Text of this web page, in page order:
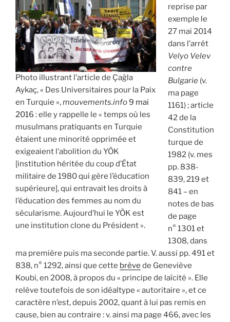
Photo illustrant l’article de Çağla
Aykaç, « Des Universitaires pour la Paix
en Turquie »,mouvements.info9 mai
2016 : elle y rappelle le « temps où les
musulmans pratiquants en Turquie
étaient une minorité opprimée et
exigeaient l’abolition du YÖK
[institution héritée du coup d’État
militaire de 1980 qui gère l’éducation
supérieure], qui entravait les droits à
l’éducation des femmes au nom du
sécularisme. Aujourd’hui le YÖK est
une institution clone du Président ».
reprise par
exemple le
27 mai 2014
dans l’arrêt
Velyo Velev
contre
Bulgarie(v.
ma page
1161) ; article
42 de la
Constitution
turque de
1982 (v. mes
pp. 838-
839, 219 et
841 – en
notes de bas
de page
n° 1301 et
1308, dans
ma première puis ma seconde partie. V. aussi pp. 491 et
838, n° 1292, ainsi que cette brève de Geneviève
Koubi, en 2008, à propos du « principe de laïcité ». Elle
relève toutefois de son idéaltype « autoritaire », et ce
caractère n’est, depuis 2002, quant à lui pas remis en
cause, bien au contraire : v. ainsi ma page 466, avec les